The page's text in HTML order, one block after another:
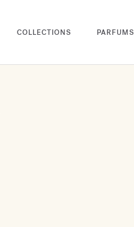
COLLECTIONS PARFUMS